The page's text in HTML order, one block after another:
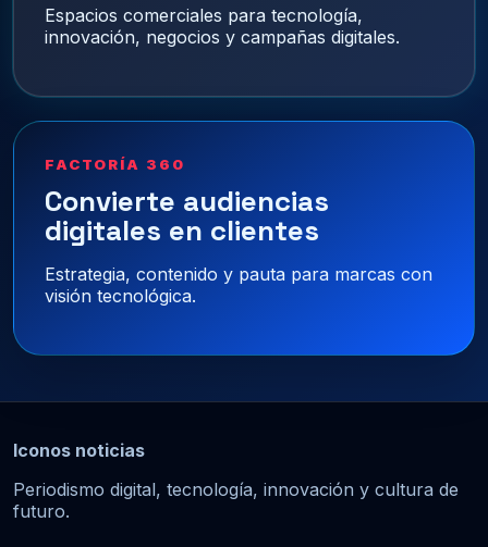
Espacios comerciales para tecnología,
innovación, negocios y campañas digitales.
FACTORÍA 360
Convierte audiencias
digitales en clientes
Estrategia, contenido y pauta para marcas con
visión tecnológica.
Iconos noticias
Periodismo digital, tecnología, innovación y cultura de
futuro.